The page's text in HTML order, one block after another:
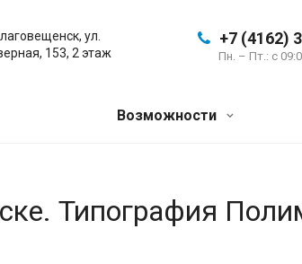
+7 (4162)
Пн. – Пт.: с
ул.
153, 2 этаж
Возможности
Типография